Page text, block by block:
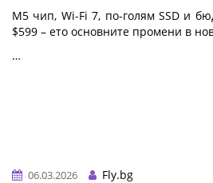
M5 чип, Wi-Fi 7, по-голям SSD и
$599 – ето основните промени в
…
06.03.2026
Fly.bg